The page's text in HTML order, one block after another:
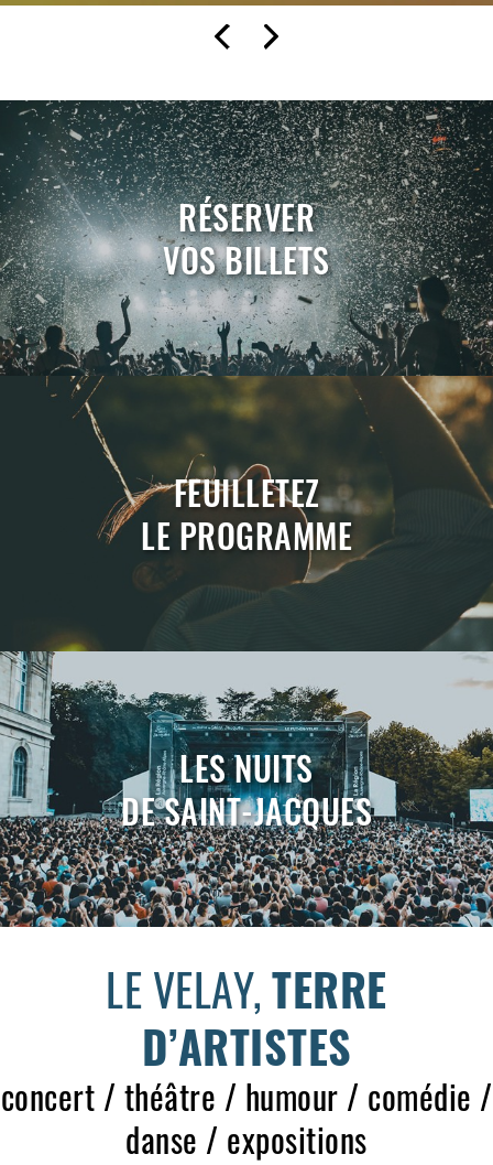
RÉSERVER
VOS BILLETS
FEUILLETEZ
LE PROGRAMME
LES NUITS
DE SAINT-JACQUES
LE VELAY,TERRE
D’ARTISTES
concert / théâtre / humour / comédie /
danse / expositions